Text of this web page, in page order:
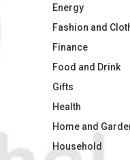
Energy
Fashion and
Finance
Food and Drink
Gifts
Health
Home and
Household